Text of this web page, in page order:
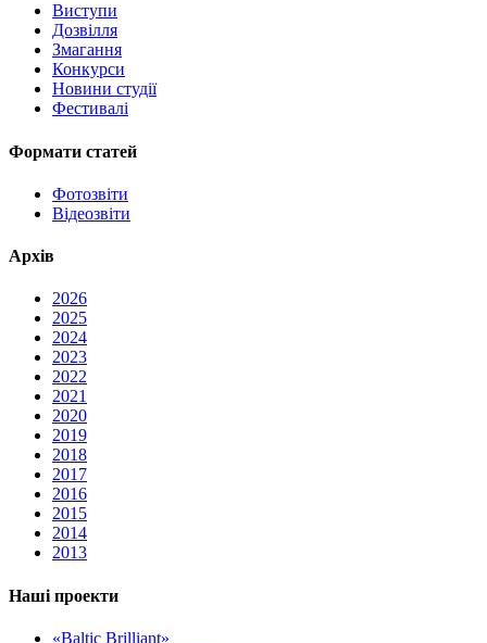
Виступи
Дозвілля
Змагання
Конкурси
Новини студії
Фестивалі
Формати статей
Фотозвіти
Відеозвіти
Архів
2026
2025
2024
2023
2022
2021
2020
2019
2018
2017
2016
2015
2014
2013
Наші проекти
«Baltic Brilliant»